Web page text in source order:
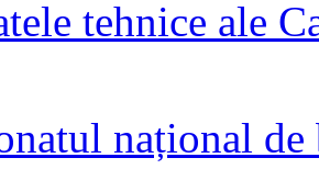
tehnice ale
național